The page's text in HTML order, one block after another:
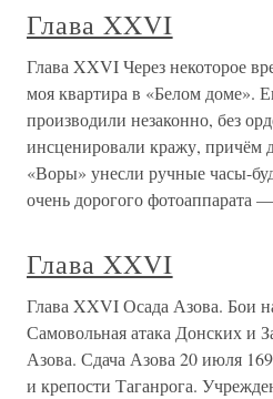
Глава XXVI
Глава XXVI Через некоторое
моя квартира в «Белом доме».
производили незаконно, без
инсценировали кражу, причём
«Воры» унесли ручные часы-
очень дорогого фотоаппарата
Глава XXVI
Глава XXVI Осада Азова. Бои
Самовольная атака Донских и
Азова. Сдача Азова 20 июля
и крепости Таганрога.